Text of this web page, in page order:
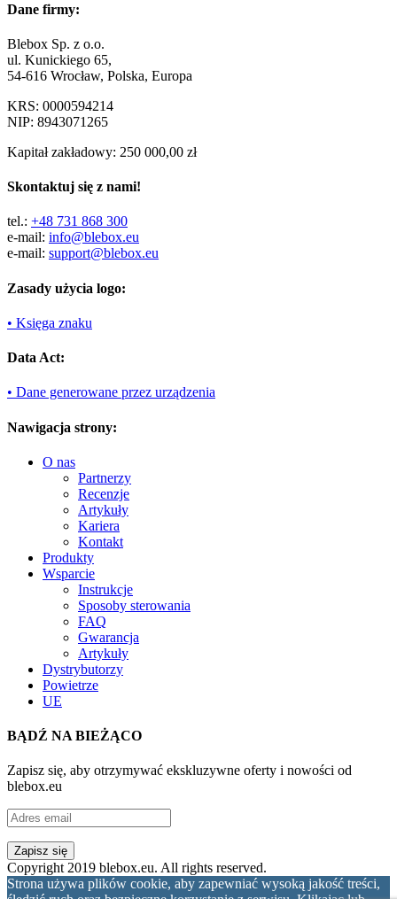
Dane firmy:
Blebox Sp. z o.o.
ul. Kunickiego 65,
54-616 Wrocław, Polska, Europa
KRS: 0000594214
NIP: 8943071265
Kapitał zakładowy: 250 000,00 zł
Skontaktuj się z nami!
tel.: +48 731 868 300
e-mail: info@blebox.eu
e-mail: support@blebox.eu
Zasady użycia logo:
• Księga znaku
Data Act:
• Dane generowane przez urządzenia
Nawigacja strony:
O nas
Partnerzy
Recenzje
Artykuły
Kariera
Kontakt
Produkty
Wsparcie
Instrukcje
Sposoby sterowania
FAQ
Gwarancja
Artykuły
Dystrybutorzy
Powietrze
UE
BĄDŹ NA BIEŻĄCO
Zapisz się, aby otrzymywać ekskluzywne oferty i nowości od
blebox.eu
Copyright 2019 blebox.eu. All rights reserved.
Strona używa plików cookie, aby zapewniać wysoką jakość treści,